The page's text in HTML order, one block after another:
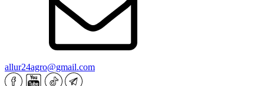
allur24agro@gmail.com